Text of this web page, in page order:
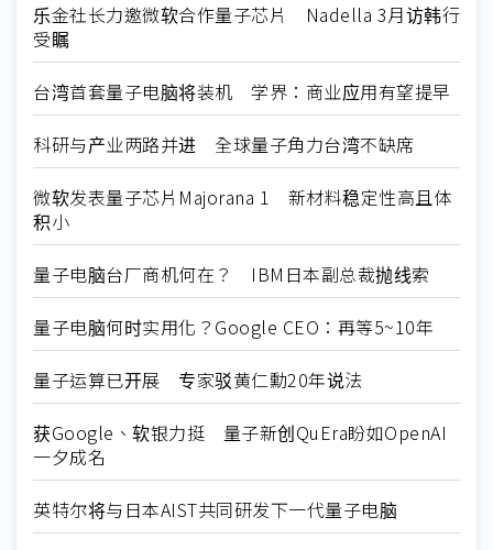
乐金社长力邀微软合作量子芯片 Nadella 3月访韩行
受瞩
台湾首套量子电脑将装机 学界：商业应用有望提早
科研与产业两路并进 全球量子角力台湾不缺席
微软发表量子芯片Majorana 1 新材料稳定性高且体
积小
量子电脑台厂商机何在？ IBM日本副总裁抛线索
量子电脑何时实用化？Google CEO：再等5~10年
量子运算已开展 专家驳黄仁勳20年说法
获Google、软银力挺 量子新创QuEra盼如OpenAI
一夕成名
英特尔将与日本AIST共同研发下一代量子电脑